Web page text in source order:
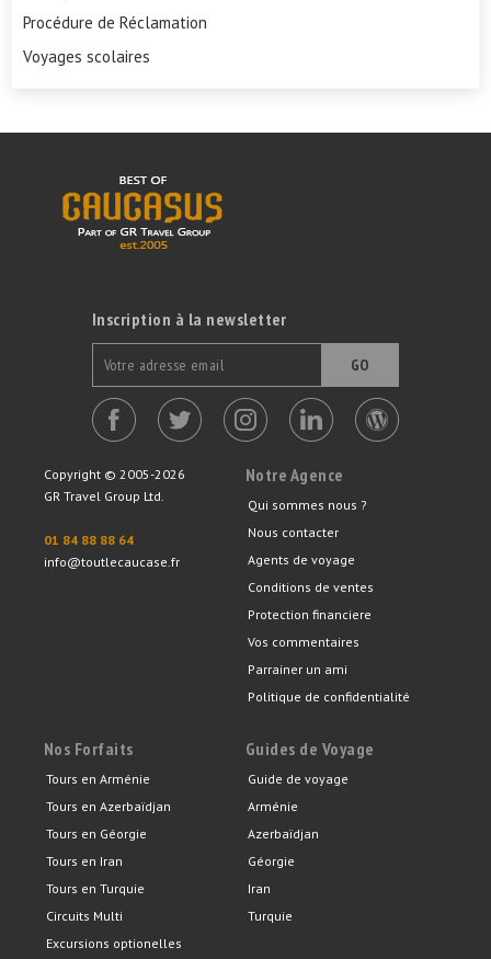
Procédure de Réclamation
Voyages scolaires
Inscription à la newsletter
GO
Copyright © 2005-2026
GR Travel Group Ltd.
01 84 88 88 64
info@toutlecaucase.fr
Notre Agence
Qui sommes nous ?
Nous contacter
Agents de voyage
Conditions de ventes
Protection financiere
Vos commentaires
Parrainer un ami
Politique de confidentialité
Nos Forfaits
Tours en Arménie
Tours en Azerbaïdjan
Tours en Géorgie
Tours en Iran
Tours en Turquie
Circuits Multi
Excursions optionelles
Guides de Voyage
Guide de voyage
Arménie
Azerbaïdjan
Géorgie
Iran
Turquie